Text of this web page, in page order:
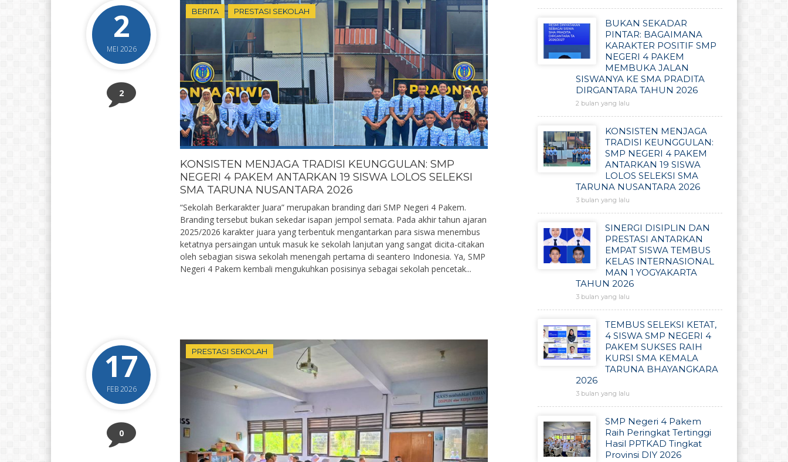
2
MEI 2026
2
BERITA PRESTASI SEKOLAH
KONSISTEN MENJAGA TRADISI KEUNGGULAN: SMP
NEGERI 4 PAKEM ANTARKAN 19 SISWA LOLOS SELEKSI
SMA TARUNA NUSANTARA 2026
“Sekolah Berkarakter Juara” merupakan branding dari SMP Negeri 4 Pakem.
Branding tersebut bukan sekedar isapan jempol semata. Pada akhir tahun ajaran
2025/2026 karakter juara yang terbentuk mengantarkan para siswa menembus
ketatnya persaingan untuk masuk ke sekolah lanjutan yang sangat dicita-citakan
oleh sebagian siswa sekolah menengah pertama di seantero Indonesia. Ya, SMP
Negeri 4 Pakem kembali mengukuhkan posisinya sebagai sekolah pencetak...
17
FEB 2026
0
PRESTASI SEKOLAH
BUKAN SEKADAR
PINTAR: BAGAIMANA
KARAKTER POSITIF SMP
NEGERI 4 PAKEM
MEMBUKA JALAN
SISWANYA KE SMA PRADITA
DIRGANTARA TAHUN 2026
2 bulan yang lalu
KONSISTEN MENJAGA
TRADISI KEUNGGULAN:
SMP NEGERI 4 PAKEM
ANTARKAN 19 SISWA
LOLOS SELEKSI SMA
TARUNA NUSANTARA 2026
3 bulan yang lalu
SINERGI DISIPLIN DAN
PRESTASI ANTARKAN
EMPAT SISWA TEMBUS
KELAS INTERNASIONAL
MAN 1 YOGYAKARTA
TAHUN 2026
3 bulan yang lalu
TEMBUS SELEKSI KETAT,
4 SISWA SMP NEGERI 4
PAKEM SUKSES RAIH
KURSI SMA KEMALA
TARUNA BHAYANGKARA
2026
3 bulan yang lalu
SMP Negeri 4 Pakem
Raih Peringkat Tertinggi
Hasil PPTKAD Tingkat
Provinsi DIY 2026